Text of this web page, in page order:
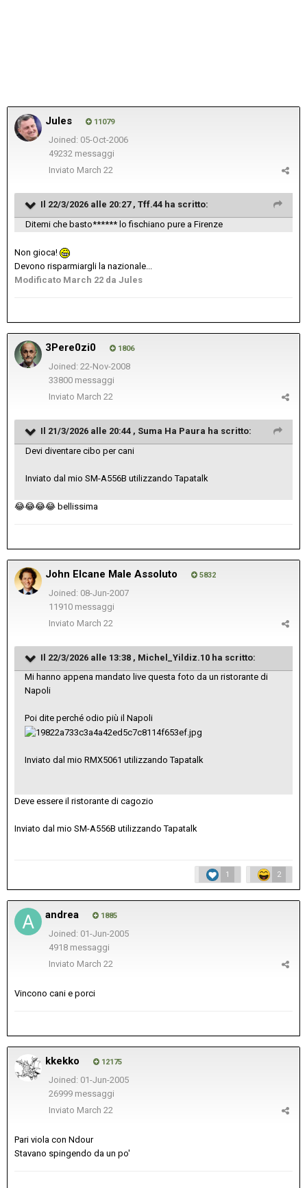
Jules 11079
Joined: 05-Oct-2006
49232 messaggi
Inviato March 22
Il 22/3/2026 alle 20:27 , Tff.44 ha scritto:
Ditemi che basto****** lo fischiano pure a Firenze
Non gioca!
Devono risparmiargli la nazionale...
Modificato March 22 da Jules
3Pere0zi0 1806
Joined: 22-Nov-2008
33800 messaggi
Inviato March 22
Il 21/3/2026 alle 20:44 , Suma Ha Paura ha scritto:
Devi diventare cibo per cani
Inviato dal mio SM-A556B utilizzando Tapatalk
😂😂😂😂 bellissima
John Elcane Male Assoluto 5832
Joined: 08-Jun-2007
11910 messaggi
Inviato March 22
Il 22/3/2026 alle 13:38 , Michel_Yildiz.10 ha scritto:
Mi hanno appena mandato live questa foto da un ristorante di
Napoli
Poi dite perché odio più il Napoli
Inviato dal mio RMX5061 utilizzando Tapatalk
Deve essere il ristorante di cagozio
Inviato dal mio SM-A556B utilizzando Tapatalk
1 2
andrea 1885
Joined: 01-Jun-2005
4918 messaggi
Inviato March 22
Vincono cani e porci
kkekko 12175
Joined: 01-Jun-2005
26999 messaggi
Inviato March 22
Pari viola con Ndour
Stavano spingendo da un po'